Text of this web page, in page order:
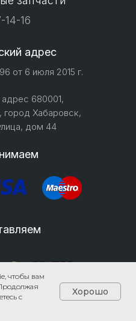
на ремонт
адрес
14-16
680001,
город Хабаровск,
дом 44
от 6 июля 2015 г.
компаний
чтобы вам
с
Хорошо